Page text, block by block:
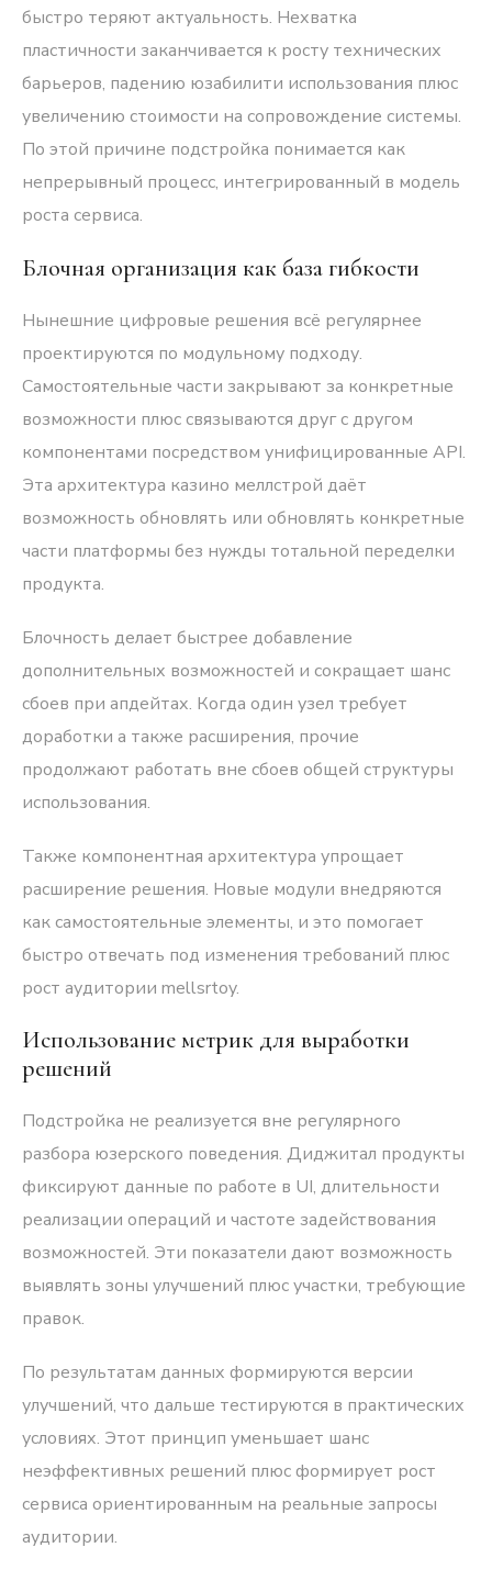
быстро теряют актуальность. Нехватка
пластичности заканчивается к росту технических
барьеров, падению юзабилити использования плюс
увеличению стоимости на сопровождение системы.
По этой причине подстройка понимается как
непрерывный процесс, интегрированный в модель
роста сервиса.
Блочная организация как база гибкости
Нынешние цифровые решения всё регулярнее
проектируются по модульному подходу.
Самостоятельные части закрывают за конкретные
возможности плюс связываются друг с другом
компонентами посредством унифицированные API.
Эта архитектура казино меллстрой даёт
возможность обновлять или обновлять конкретные
части платформы без нужды тотальной переделки
продукта.
Блочность делает быстрее добавление
дополнительных возможностей и сокращает шанс
сбоев при апдейтах. Когда один узел требует
доработки а также расширения, прочие
продолжают работать вне сбоев общей структуры
использования.
Также компонентная архитектура упрощает
расширение решения. Новые модули внедряются
как самостоятельные элементы, и это помогает
быстро отвечать под изменения требований плюс
рост аудитории mellsrtoy.
Использование метрик для выработки
решений
Подстройка не реализуется вне регулярного
разбора юзерского поведения. Диджитал продукты
фиксируют данные по работе в UI, длительности
реализации операций и частоте задействования
возможностей. Эти показатели дают возможность
выявлять зоны улучшений плюс участки, требующие
правок.
По результатам данных формируются версии
улучшений, что дальше тестируются в практических
условиях. Этот принцип уменьшает шанс
неэффективных решений плюс формирует рост
сервиса ориентированным на реальные запросы
аудитории.